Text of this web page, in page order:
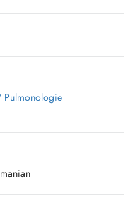
Pulmonologie